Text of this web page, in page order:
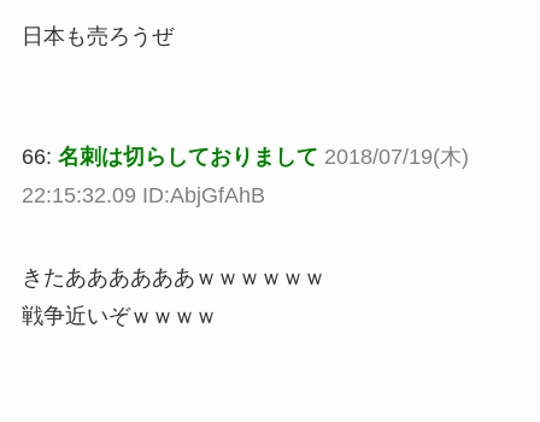
日本も売ろうぜ
66: 名刺は切らしておりまして 2018/07/19(木)
22:15:32.09 ID:AbjGfAhB
きたああああああｗｗｗｗｗｗ
戦争近いぞｗｗｗｗ